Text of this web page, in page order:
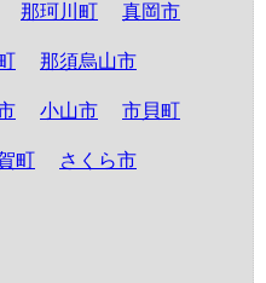
那珂川町 真岡市
那須烏山市
小山市 市貝町
町 さくら市